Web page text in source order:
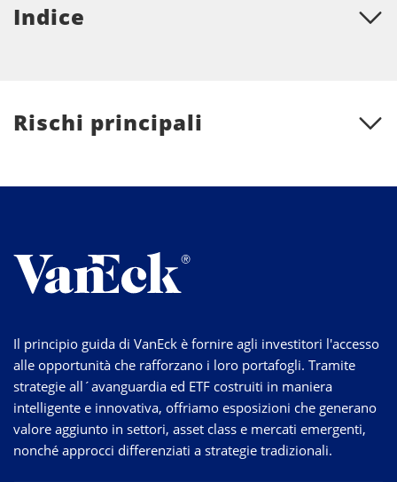
Indice
Rischi principali
Il principio guida di VanEck è fornire agli investitori l'accesso
alle opportunità che rafforzano i loro portafogli. Tramite
strategie all´avanguardia ed ETF costruiti in maniera
intelligente e innovativa, offriamo esposizioni che generano
valore aggiunto in settori, asset class e mercati emergenti,
nonché approcci differenziati a strategie tradizionali.